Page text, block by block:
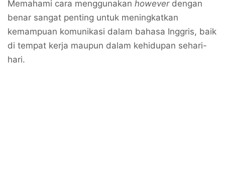
Memahami cara menggunakan howeverdengan
benar sangat penting untuk meningkatkan
kemampuan komunikasi dalam bahasa Inggris, baik
di tempat kerja maupun dalam kehidupan sehari-
hari.